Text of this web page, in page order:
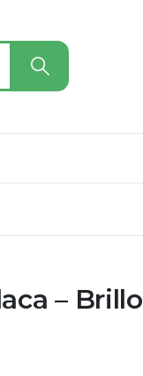
– Brillo